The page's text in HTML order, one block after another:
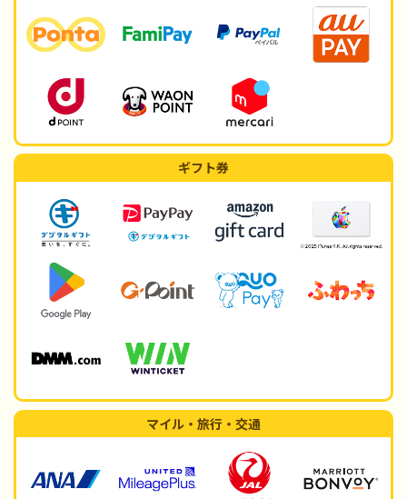
ギフト券
マイル・旅行・交通